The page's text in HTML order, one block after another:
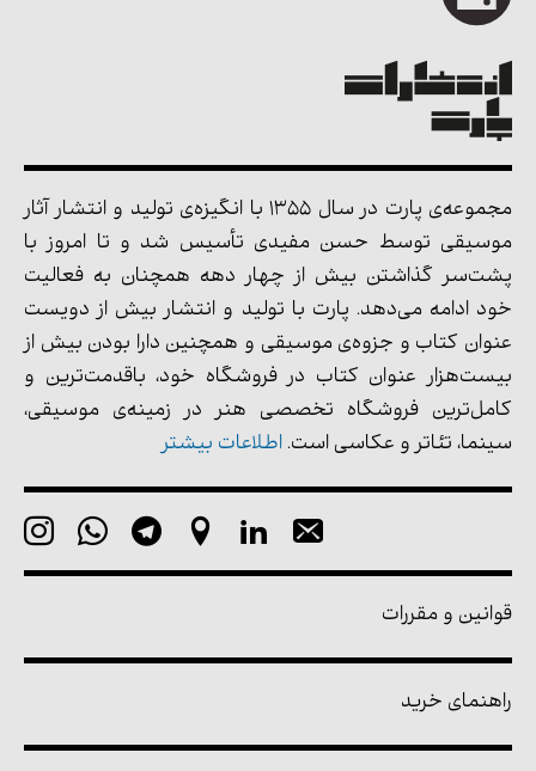
مجموعه‌ی پارت در سال 1355 با انگیزه‌ی تولید و انتشار آثار
موسیقی توسط حسن مفیدی تأسیس شد و تا امروز با
پشت‌سر گذاشتن بیش از چهار دهه همچنان به فعالیت
خود ادامه می‌دهد. پارت با تولید و انتشار بیش از دویست
عنوان کتاب و جزوه‌ی موسیقی و همچنین دارا بودن بیش از
بیست‌هزار عنوان کتاب در فروشگاه خود، باقدمت‌ترین و
کامل‌ترین فروشگاه تخصصی هنر در زمینه‌ی موسیقی،
سینما، تئاتر و عکاسی است. اطلاعات بیشتر
قوانین و مقررات
راهنمای خرید